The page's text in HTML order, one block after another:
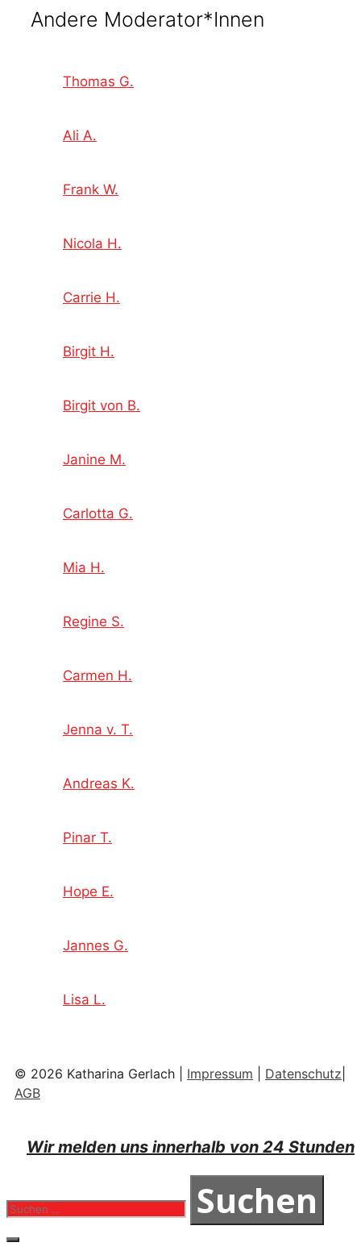
Andere Moderator*Innen
Thomas G.
Ali A.
Frank W.
Nicola H.
Carrie H.
Birgit H.
Birgit von B.
Janine M.
Carlotta G.
Mia H.
Regine S.
Carmen H.
Jenna v. T.
Andreas K.
Pinar T.
Hope E.
Jannes G.
Lisa L.
© 2026 Katharina Gerlach | Impressum Datenschutz
AGB
Wir melden uns innerhalb von 24 Stunden
nach: